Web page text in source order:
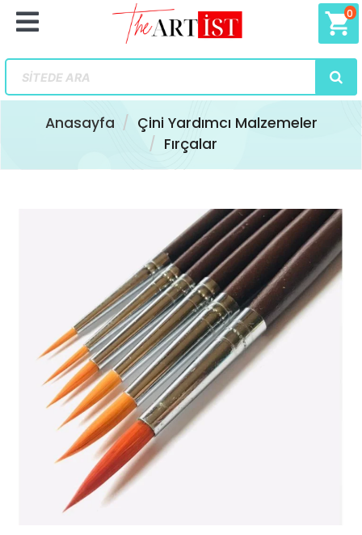
shopping_cart
0
Anasayfa
Çini Yardımcı Malzemeler
Fırçalar